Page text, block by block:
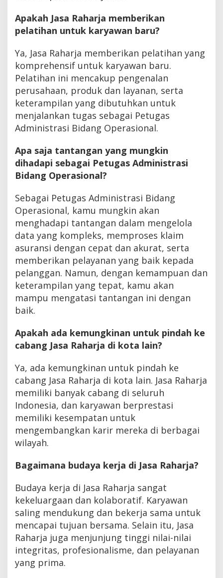
Apakah Jasa Raharja memberikan
pelatihan untuk karyawan baru?
Ya, Jasa Raharja memberikan pelatihan yang
komprehensif untuk karyawan baru.
Pelatihan ini mencakup pengenalan
perusahaan, produk dan layanan, serta
keterampilan yang dibutuhkan untuk
menjalankan tugas sebagai Petugas
Administrasi Bidang Operasional.
Apa saja tantangan yang mungkin
dihadapi sebagai Petugas Administrasi
Bidang Operasional?
Sebagai Petugas Administrasi Bidang
Operasional, kamu mungkin akan
menghadapi tantangan dalam mengelola
data yang kompleks, memproses klaim
asuransi dengan cepat dan akurat, serta
memberikan pelayanan yang baik kepada
pelanggan. Namun, dengan kemampuan dan
keterampilan yang tepat, kamu akan
mampu mengatasi tantangan ini dengan
baik.
Apakah ada kemungkinan untuk pindah ke
cabang Jasa Raharja di kota lain?
Ya, ada kemungkinan untuk pindah ke
cabang Jasa Raharja di kota lain. Jasa Raharja
memiliki banyak cabang di seluruh
Indonesia, dan karyawan berprestasi
memiliki kesempatan untuk
mengembangkan karir mereka di berbagai
wilayah.
Bagaimana budaya kerja di Jasa Raharja?
Budaya kerja di Jasa Raharja sangat
kekeluargaan dan kolaboratif. Karyawan
saling mendukung dan bekerja sama untuk
mencapai tujuan bersama. Selain itu, Jasa
Raharja juga menjunjung tinggi nilai-nilai
integritas, profesionalisme, dan pelayanan
yang prima.